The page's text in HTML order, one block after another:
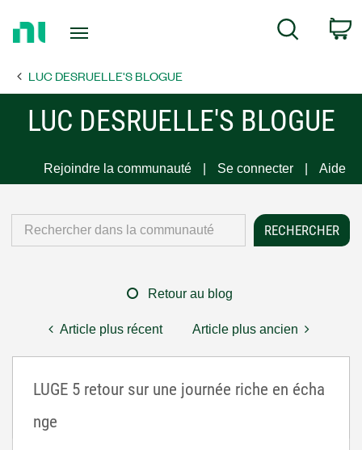
Page
Search
LUC DESRUELLE'S BLOGUE
LUC DESRUELLE'S BLOGUE
Rejoindre la communauté Se connecter Aide
Retour au blog
Article plus récent Article plus ancien
LUGE 5 retour sur une journée riche en écha
nge